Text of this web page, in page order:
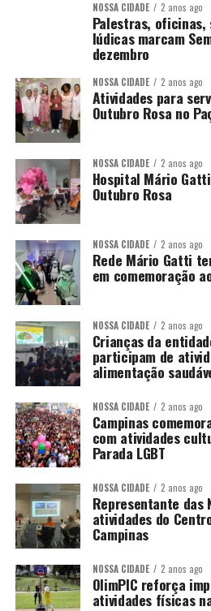
NOSSA CIDADE 2 anos ago
Palestras,
lúdicas marcam
dezembro
NOSSA CIDADE 2 anos ago
Atividades para
Outubro Rosa no
NOSSA CIDADE 2 anos ago
Hospital Mário
Outubro Rosa
NOSSA CIDADE 2 anos ago
Rede Mário Gatti
em comemoração
NOSSA CIDADE 2 anos ago
Crianças da
participam de
alimentação
NOSSA CIDADE 2 anos ago
Campinas
com atividades
Parada LGBT
NOSSA CIDADE 2 anos ago
Representante das
atividades do
Campinas
NOSSA CIDADE 2 anos ago
OlimPIC reforça
atividades físicas